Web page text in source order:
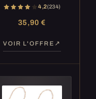
4,2(234)
35,90 €
VOIR L'OFFRE